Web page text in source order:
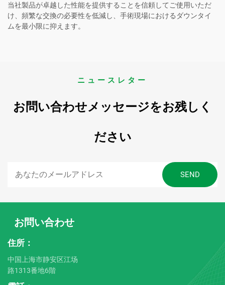
当社製品が卓越した性能を提供することを信頼してご使用いただ
け、頻繁な交換の必要性を低減し、手術現場におけるダウンタイ
ムを最小限に抑えます。
ニュースレター
お問い合わせメッセージをお残しく
ださい
お問い合わせ
住所：
中国上海市静安区江场
路1313番地6階